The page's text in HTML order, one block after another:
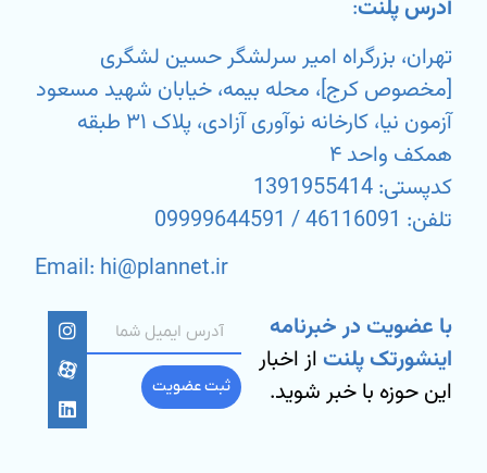
آدرس پلنت:
تهران، بزرگراه امیر سرلشگر حسین لشگری
[مخصوص کرج]، محله بیمه، خیابان شهید مسعود
آزمون نیا، کارخانه نوآوری آزادی، پلاک ۳۱ طبقه
همکف واحد ۴
کدپستی: 1391955414
تلفن: 46116091 / 09999644591
Email: hi@plannet.ir
با عضویت در خبرنامه
اینشورتک پلنتاز اخبار
این حوزه با خبر شوید.
ثبت عضویت